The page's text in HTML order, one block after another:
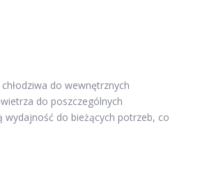
do wewnętrznych
do poszczególnych
do bieżących potrzeb, co